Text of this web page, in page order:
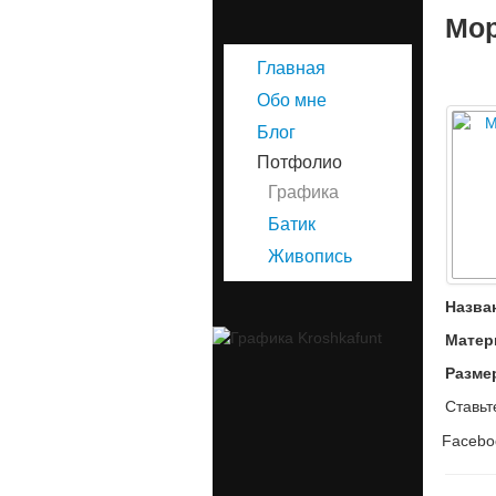
Главная
Обо мне
Блог
Потфолио
Графика
Батик
Живопись